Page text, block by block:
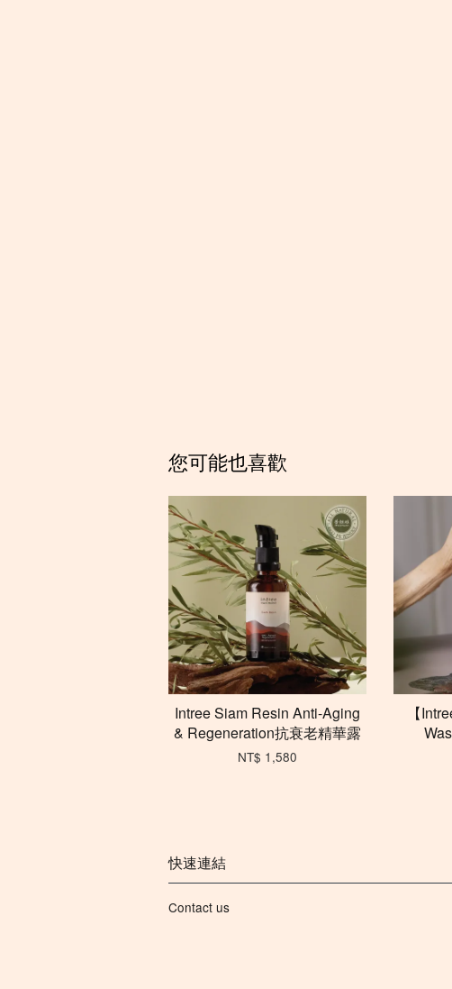
您可能也喜歡
Intree Siam Resin Anti-Aging
& Regeneration抗衰老精華露
NT$ 1,580
【
快速連結
Contact us